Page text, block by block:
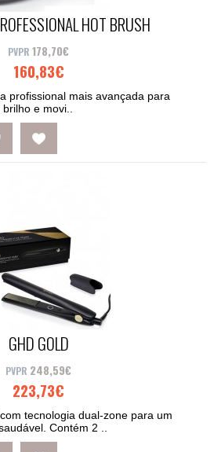
HOT BRUSH
178,70€
160,83€
profissional mais avançada para
e movi..
GHD GOLD
248,59€
223,73€
tecnologia dual-zone para um
Contém 2 ..